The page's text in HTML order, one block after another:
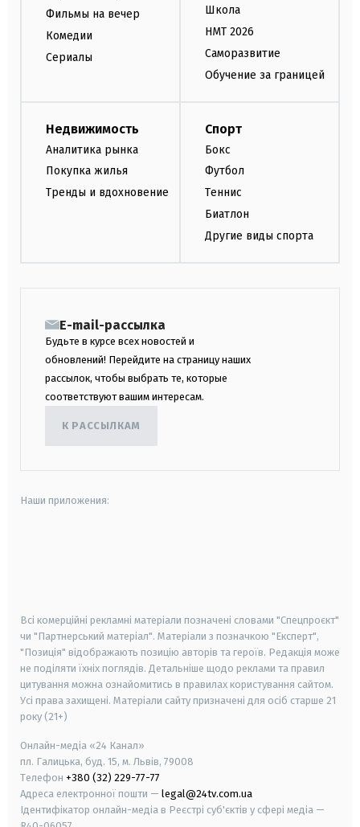
Фильмы на вечер
Комедии
Сериалы
Школа
НМТ 2026
Саморазвитие
Обучение за границей
Недвижимость
Аналитика рынка
Покупка жилья
Тренды и вдохновение
Спорт
Бокс
Футбол
Теннис
Биатлон
Другие виды спорта
E-mail-рассылка
Будьте в курсе всех новостей и
обновлений! Перейдите на страницу наших
рассылок, чтобы выбрать те, которые
соответствуют вашим интересам.
К РАССЫЛКАМ
Наши приложения:
Всі комерційні рекламні матеріали позначені словами "Спецпроєкт"
чи "Партнерський матеріал". Матеріали з позначкою "Експерт",
"Позиція" відображають позицію авторів та героїв. Редакція може
не поділяти їхніх поглядів. Детальніше щодо реклами та правил
цитування можна ознайомитись в правилах користування сайтом.
Усі права захищені. Матеріали сайту призначені для осіб старше 21
року (21+)
Онлайн-медіа «24 Канал»
пл. Галицька, буд. 15, м. Львів, 79008
Телефон +380 (32) 229-77-77
Адреса електронної пошти — legal@24tv.com.ua
Ідентифікатор онлайн-медіа в Реєстрі суб'єктів у сфері медіа —